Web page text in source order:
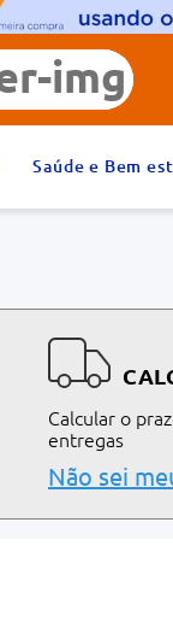
Saúde e Bem
Calcular o
entregas
Não sei